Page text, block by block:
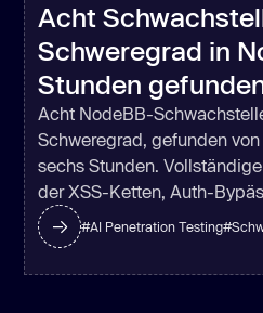
Acht
Schweregrad in
Stunden
Acht NodeBB-
Schweregrad, gefunden
sechs Stunden.
der XSS-Ketten, Auth-
#AI Penetration Testing#